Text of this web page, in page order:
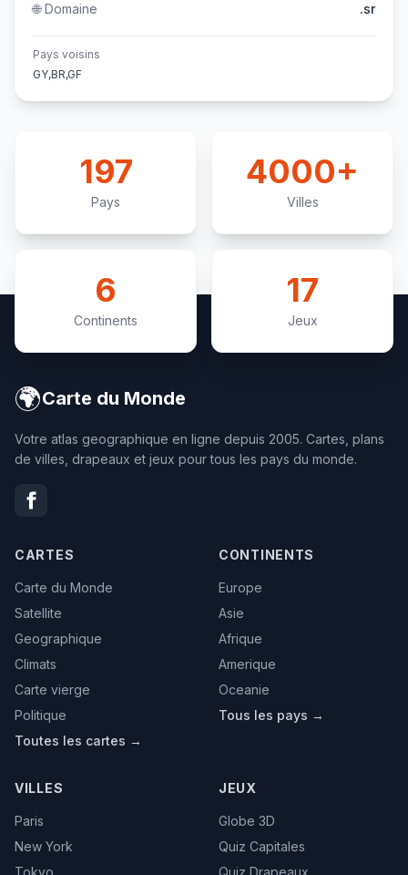
🌐Domaine .sr
Pays voisins
GY,BR,GF
197
Pays
4000+
Villes
6
Continents
17
Jeux
🌍Carte du Monde
Votre atlas geographique en ligne depuis 2005. Cartes, plans
de villes, drapeaux et jeux pour tous les pays du monde.
CARTES
Carte du Monde
Satellite
Geographique
Climats
Carte vierge
Politique
Toutes les cartes →
CONTINENTS
Europe
Asie
Afrique
Amerique
Oceanie
Tous les pays →
VILLES
Paris
New York
Tokyo
JEUX
Globe 3D
Quiz Capitales
Quiz Drapeaux